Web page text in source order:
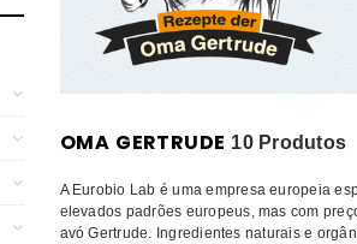
OMA GERTRUDE 10 Produtos
A Eurobio Lab é uma empresa europeia
elevados padrões europeus, mas com
avó Gertrude. Ingredientes naturais e